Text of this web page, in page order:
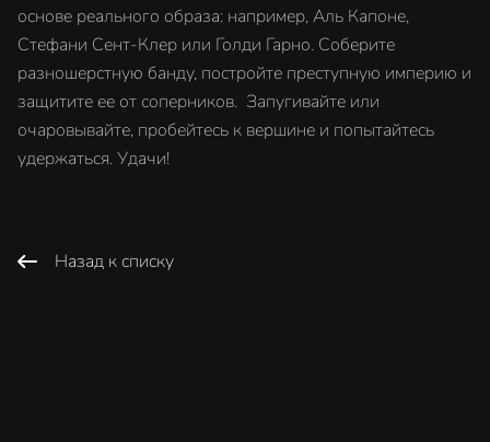
основе реального образа: например, Аль Капоне,
Стефани Сент-Клер или Голди Гарно. Соберите
разношерстную банду, постройте преступную империю и
защитите ее от соперников. Запугивайте или
очаровывайте, пробейтесь к вершине и попытайтесь
удержаться. Удачи!
Назад к списку